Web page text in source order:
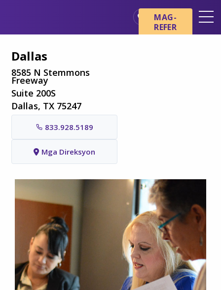
Mga Pangunahing Kaalaman
tungkol sa Hospice
Ang aming mga Serbisyo
Healthcare Professionals
Pamilya at Mga Tagapag-
MAG-
REFER
Dallas
8585 N Stemmons
Freeway
Suite 200S
Dallas, TX 75247
833.928.5189
Mga Direksyon